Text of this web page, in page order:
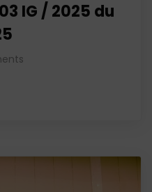
IG / 2025 du